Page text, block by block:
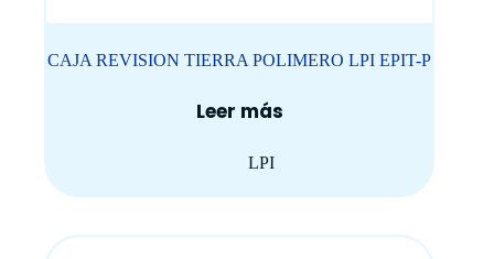
CAJA REVISION TIERRA POLIMERO LPI EPIT-P
Leer más
LPI